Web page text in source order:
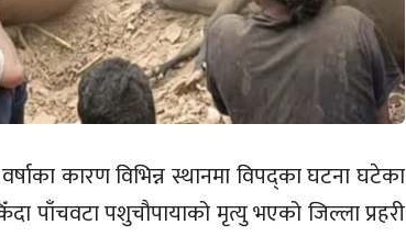
कारण विभिन्न स्थानमा विपद्का घटना घटेका
पाँचवटा पशुचौपायाको मृत्यु भएको जिल्ला प्रहरी